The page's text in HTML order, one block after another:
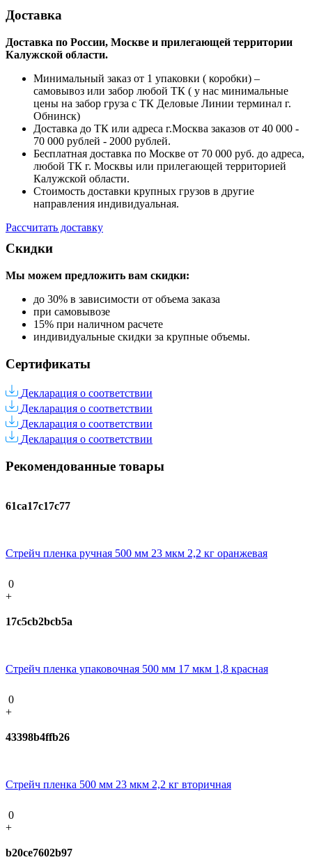
Доставка
Доставка по России, Москве и прилегающей территории
Калужской области.
Минимальный заказ от 1 упаковки ( коробки) –
самовывоз или забор любой ТК ( у нас минимальные
цены на забор груза с ТК Деловые Линии терминал г.
Обнинск)
Доставка до ТК или адреса г.Москва заказов от 40 000 -
70 000 рублей - 2000 рублей.
Бесплатная доставка по Москве от 70 000 руб. до адреса,
любой ТК г. Москвы или прилегающей территорией
Калужской области.
Стоимость доставки крупных грузов в другие
направления индивидуальная.
Рассчитать доставку
Скидки
Мы можем предложить вам скидки:
до 30% в зависимости от объема заказа
при самовывозе
15% при наличном расчете
индивидуальные скидки за крупные объемы.
Сертификаты
Декларация о соответствии
Декларация о соответствии
Декларация о соответствии
Декларация о соответствии
Рекомендованные товары
61ca17c17c77
Стрейч пленка ручная 500 мм 23 мкм 2,2 кг оранжевая
0
+
17c5cb2bcb5a
Стрейч пленка упаковочная 500 мм 17 мкм 1,8 красная
0
+
43398b4ffb26
Стрейч пленка 500 мм 23 мкм 2,2 кг вторичная
0
+
b20ce7602b97